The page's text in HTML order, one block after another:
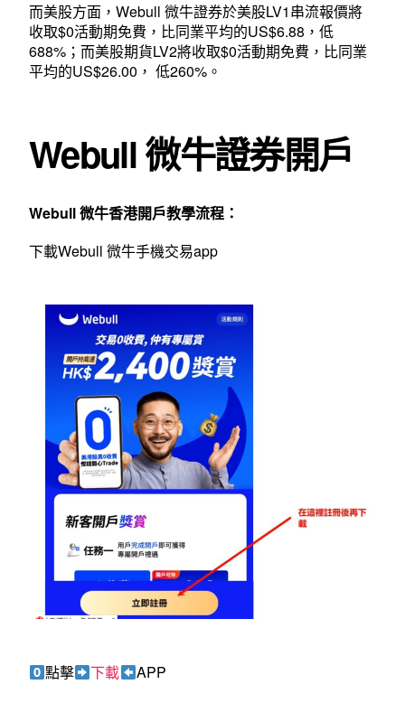
而美股方面，Webull 微牛證券於美股LV1串流報價將
收取$0活動期免費，比同業平均的US$6.88，低
688%；而美股期貨LV2將收取$0活動期免費，比同業
平均的US$26.00， 低260%。
Webull 微牛證券開戶
Webull 微牛香港開戶教學流程：
下載Webull 微牛手機交易app
點擊 下載 APP